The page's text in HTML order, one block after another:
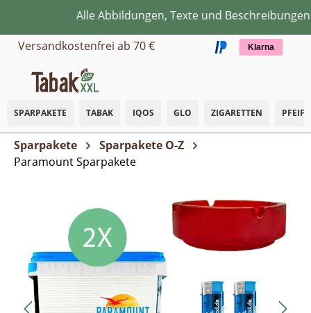
Zum Hauptinhalt springen
Alle Abbildungen, Texte und Beschreibungen
Versandkostenfrei ab 70 €
Klarna
SPARPAKETE TABAK IQOS GLO ZIGARETTEN
Sparpakete
Sparpakete O-Z
Paramount Sparpakete